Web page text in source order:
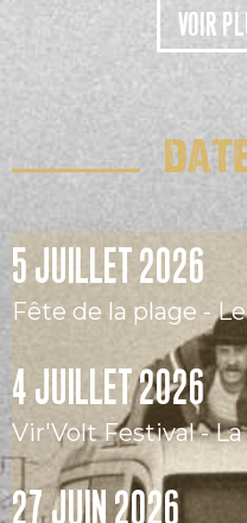
VOIR
5 JUILLET 2026
Fête de la plage -
4 JUILLET 2026
Vir'Volt Festival - La
27 JUIN 2026